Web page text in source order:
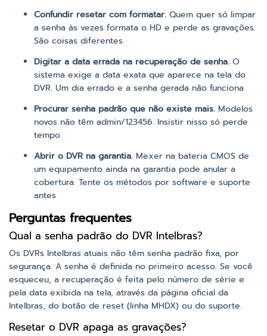
Confundir resetar com formatar. Quem quer só limpar
a senha às vezes formata o HD e perde as gravações.
São coisas diferentes
Digitar a data errada na recuperação de senha. O
sistema exige a data exata que aparece na tela do
DVR. Um dia errado e a senha gerada não funciona
Procurar senha padrão que não existe mais. Modelos
novos não têm admin/123456. Insistir nisso só perde
tempo
Abrir o DVR na garantia. Mexer na bateria CMOS de
um equipamento ainda na garantia pode anular a
cobertura. Tente os métodos por software e suporte
antes
Perguntas frequentes
Qual a senha padrão do DVR Intelbras?
Os DVRs Intelbras atuais não têm senha padrão fixa, por
segurança. A senha é definida no primeiro acesso. Se você
esqueceu, a recuperação é feita pelo número de série e
pela data exibida na tela, através da página oficial da
Intelbras, do botão de reset (linha MHDX) ou do suporte.
Resetar o DVR apaga as gravações?